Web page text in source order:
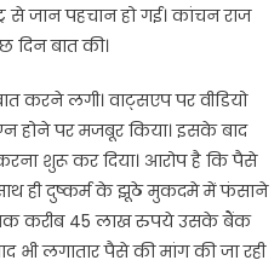
से जान पहचान हो गई। कांचन राज
दिन बात की।
करने लगी। वाट्सएप पर वीडियो
होने पर मजबूर किया। इसके बाद
शुरू कर दिया। आरोप है कि पैसे
ही दुष्कर्म के झूठे मुकदमे में फंसाने
तक करीब 45 लाख रुपये उसके बैंक
लगातार पैसे की मांग की जा रही